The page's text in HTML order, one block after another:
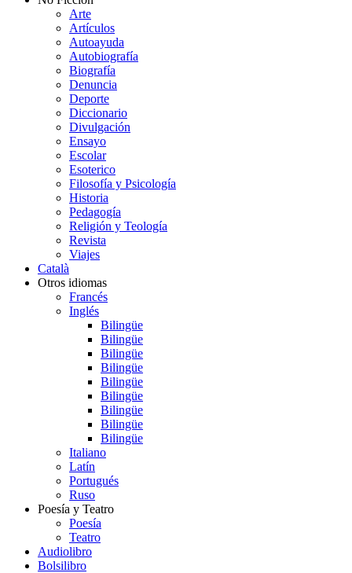
Arte
Artículos
Autoayuda
Autobiografía
Biografía
Denuncia
Deporte
Diccionario
Divulgación
Ensayo
Escolar
Esoterico
Filosofía y Psicología
Historia
Pedagogía
Religión y Teología
Revista
Viajes
Català
Otros idiomas
Francés
Inglés
Bilingüe
Bilingüe
Bilingüe
Bilingüe
Bilingüe
Bilingüe
Bilingüe
Bilingüe
Bilingüe
Italiano
Latín
Portugués
Ruso
Poesía y Teatro
Poesía
Teatro
Audiolibro
Bolsilibro